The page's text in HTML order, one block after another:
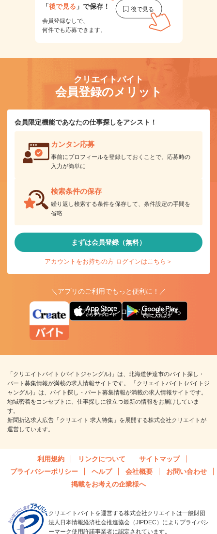
「後で見る 」で保存！
会員登録なしで、
何件でも応募できます。
クリエイトバイト
会員登録のメリット
会員限定機能であなたの仕事探しをアシスト！
カンタン応募
事前にプロフィールを登録しておくことで、応募時の
入力が簡単に
検索条件の保存
繰り返し検索する条件を保存して、条件設定の手間を
省略
まずは会員登録（無料）
アカウントをお持ちの方 ログインはこちら＞
＼アプリのご利用でもっと便利に！／
アプリ版ダウンロードはこちらから
「クリエイトバイト (バイトジャングル)」は、北海道伊達市のバイト探し・
パート募集情報が満載の求人情報サイトです。 「クリエイトバイト (バイトジ
ャングル)」は、バイト探し・パート募集情報が満載の求人情報サイトです。
地域密着をコンセプトに、仕事探しに役立つ最新の情報をお届けしていま
す。
新聞折込求人広告「クリエイト 求人特集」を展開する株式会社クリエイトが
運営しています。
利用規約 リンクについて
サイトマップ
プライバシーポリシー
ヘルプ 会社概要
お問い合わせ
掲載をお考えの企業様へ
クリエイトバイトを運営する株式会社クリエイトは一般財団
法人日本情報経済社会推進協会（JIPDEC）によりプライバシ
ーマーク使用許諾事業者に認定されています。